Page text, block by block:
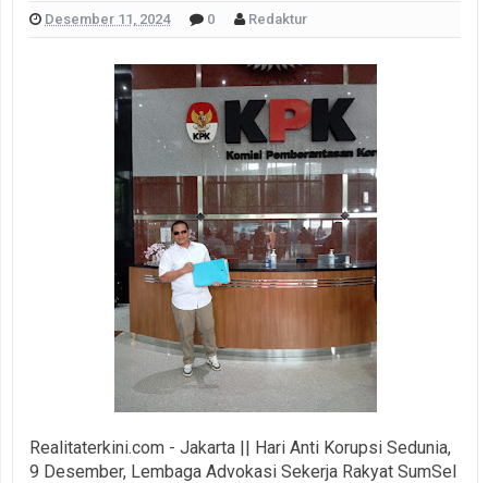
Desember 11, 2024 0 Redaktur
Realitaterkini.com - Jakarta || Hari Anti Korupsi Sedunia,
9 Desember, Lembaga Advokasi Sekerja Rakyat SumSel